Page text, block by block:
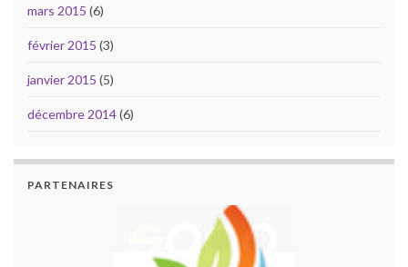
mars 2015 (6)
février 2015 (3)
janvier 2015 (5)
décembre 2014(6)
PARTENAIRES